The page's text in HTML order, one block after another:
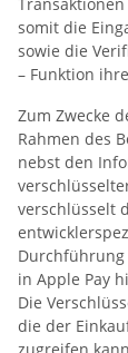
somit die
sowie die
– Funktion
Zum Zwecke
Rahmen des
nebst den
verschlüsselt
in Apple Pay
Die
die der
zugreifen